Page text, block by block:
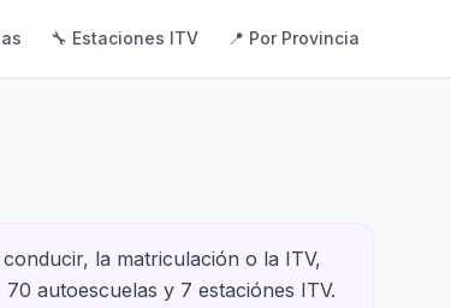
🔧 Estaciones ITV 📍 Por Provincia
la matriculación o la ITV,
autoescuelas y 7 estaciónes ITV.